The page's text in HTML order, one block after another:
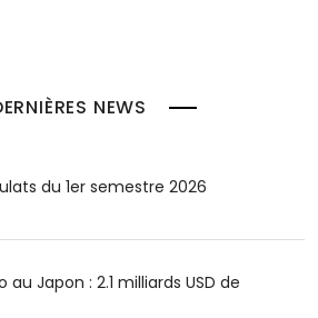
NEWS
du 1er semestre 2026
Japon : 2.1 milliards USD de